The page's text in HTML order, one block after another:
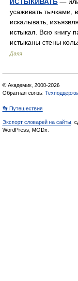
усаживать тычками,
искалывать,
истыкал. Всю книгу
истыканы стены
Даля
© Академик, 2000-2026
Обратная связь:
👣 Путешествия
Экспорт словарей на сайты ,
WordPress, MODx.